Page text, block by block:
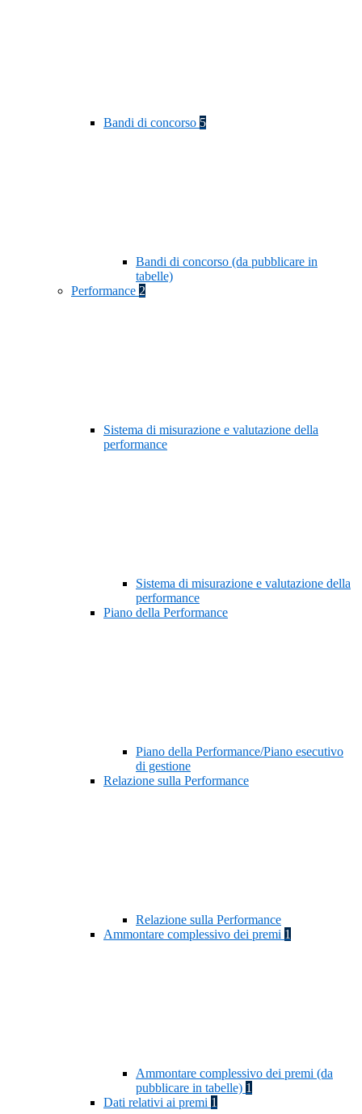
Bandi di concorso 5
Bandi di concorso (da pubblicare in
tabelle)
Performance 2
Sistema di misurazione e valutazione della
performance
Sistema di misurazione e valutazione della
performance
Piano della Performance
Piano della Performance/Piano esecutivo
di gestione
Relazione sulla Performance
Relazione sulla Performance
Ammontare complessivo dei premi 1
Ammontare complessivo dei premi (da
pubblicare in tabelle) 1
Dati relativi ai premi 1